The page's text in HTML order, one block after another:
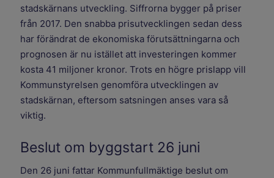
stadskärnans utveckling. Siffrorna bygger på priser
från 2017. Den snabba prisutvecklingen sedan dess
har förändrat de ekonomiska förutsättningarna och
prognosen är nu istället att investeringen kommer
kosta 41 miljoner kronor. Trots en högre prislapp vill
Kommunstyrelsen genomföra utvecklingen av
stadskärnan, eftersom satsningen anses vara så
viktig.
Beslut om byggstart 26 juni
Den 26 juni fattar Kommunfullmäktige beslut om